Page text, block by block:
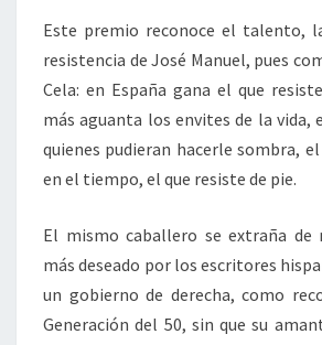
Este premio reconoce el talento,
resistencia de José Manuel, pues
Cela: en España gana el que
más aguanta los envites de la vida,
quienes pudieran hacerle sombra,
en el tiempo, el que resiste de pie.
El mismo caballero se extraña de
más deseado por los escritores
un gobierno de derecha, como
Generación del 50, sin que su